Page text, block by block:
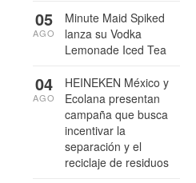
Minute Maid Spiked
lanza su Vodka
Lemonade Iced Tea
05
AGO
HEINEKEN México y
Ecolana presentan
campaña que busca
incentivar la
separación y el
reciclaje de residuos
04
AGO